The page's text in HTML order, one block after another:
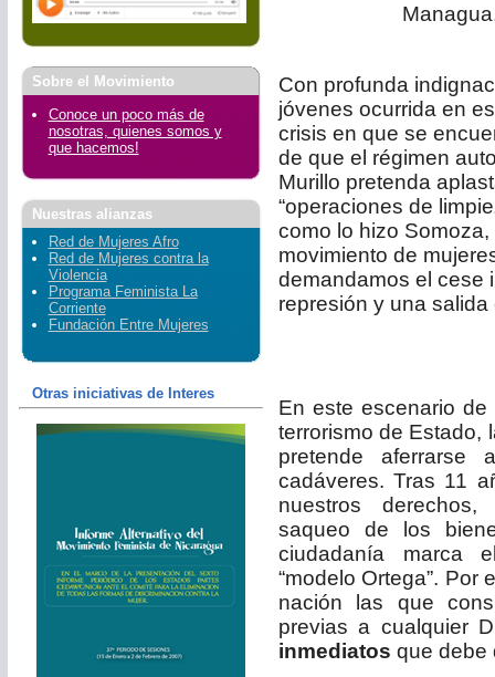
Con profunda
jóvenes ocurrida en
crisis en que se
de que el régimen
Murillo pretenda
“operaciones de
como lo hizo
movimiento de
demandamos el cese
represión y una
En este escenario
terrorismo de Estado,
pretende aferrarse
cadáveres. Tras 11
nuestros
saqueo de los
ciudadanía marca
“modelo Ortega”. Por
nación las que
previas a cualquier
inmediatos que debe
Sobre el Movimiento
Conoce un poco más de
nosotras, quienes somos y
que hacemos!
Nuestras alianzas
Red de Mujeres Afro
Red de Mujeres contra la
Violencia
Programa Feminista La
Corriente
Fundación Entre Mujeres
Otras iniciativas de Interes